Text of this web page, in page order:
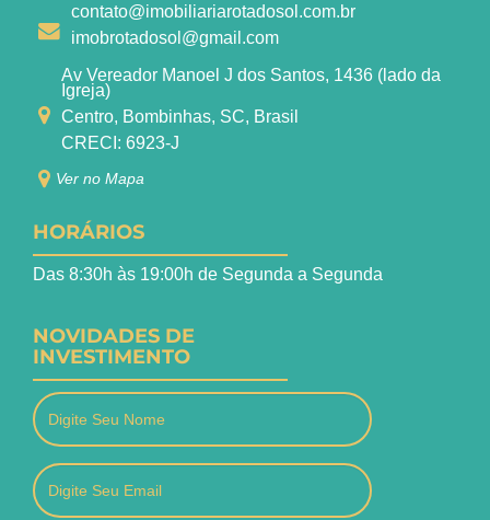
contato@imobiliariarotadosol.com.br
imobrotadosol@gmail.com
Av Vereador Manoel J dos Santos, 1436 (lado da
Igreja)
Centro, Bombinhas, SC, Brasil
CRECI: 6923-J
Ver no Mapa
HORÁRIOS
Das 8:30h às 19:00h de Segunda a Segunda
NOVIDADES DE
INVESTIMENTO